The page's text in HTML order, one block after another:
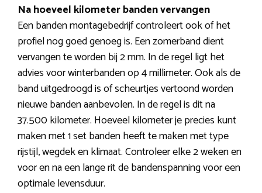
Na hoeveel kilometer banden vervangen
Een banden montagebedrijf controleert ook of het
profiel nog goed genoeg is. Een zomerband dient
vervangen te worden bij 2 mm. In de regel ligt het
advies voor winterbanden op 4 millimeter. Ook als de
band uitgedroogd is of scheurtjes vertoond worden
nieuwe banden aanbevolen. In de regel is dit na
37.500 kilometer. Hoeveel kilometer je precies kunt
maken met 1 set banden heeft te maken met type
rijstijl, wegdek en klimaat. Controleer elke 2 weken en
voor en na een lange rit de bandenspanning voor een
optimale levensduur.